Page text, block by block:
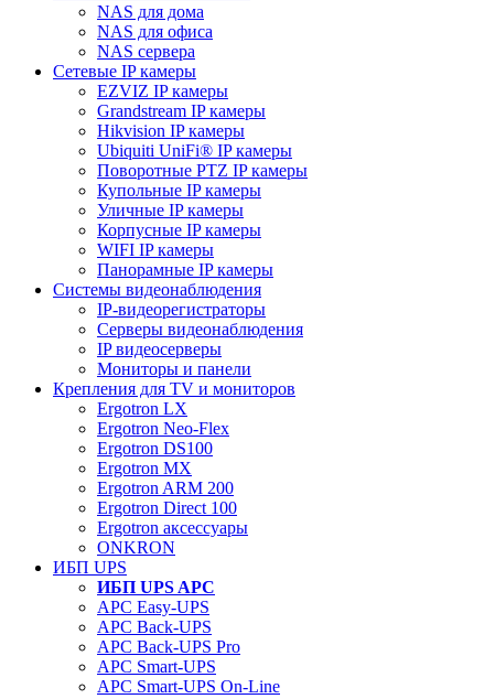
NAS для дома
NAS для офиса
NAS сервера
Сетевые IP камеры
EZVIZ IP камеры
Grandstream IP камеры
Hikvision IP камеры
Ubiquiti UniFi® IP камеры
Поворотные PTZ IP камеры
Купольные IP камеры
Уличные IP камеры
Корпусные IP камеры
WIFI IP камеры
Панорамные IP камеры
Системы видеонаблюдения
IP-видеорегистраторы
Серверы видеонаблюдения
IP видеосерверы
Мониторы и панели
Крепления для TV и мониторов
Ergotron LX
Ergotron Neo-Flex
Ergotron DS100
Ergotron MX
Ergotron ARM 200
Ergotron Direct 100
Ergotron аксессуары
ONKRON
ИБП UPS
ИБП UPS APC
APC Easy-UPS
APC Back-UPS
APC Back-UPS Pro
APC Smart-UPS
APC Smart-UPS On-Line